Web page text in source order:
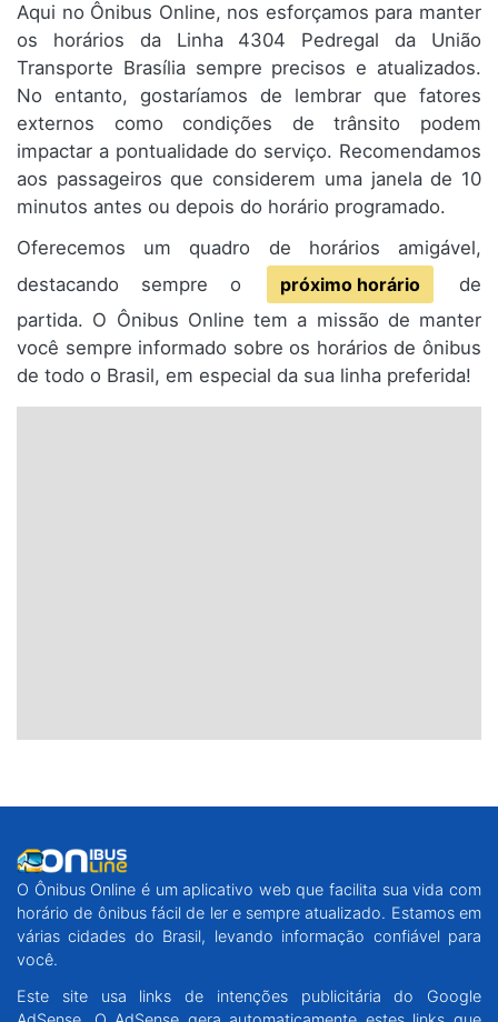
Aqui no Ônibus Online, nos esforçamos para manter
os horários da Linha 4304 Pedregal da União
Transporte Brasília sempre precisos e atualizados.
No entanto, gostaríamos de lembrar que fatores
externos como condições de trânsito podem
impactar a pontualidade do serviço. Recomendamos
aos passageiros que considerem uma janela de 10
minutos antes ou depois do horário programado.
Oferecemos um quadro de horários amigável,
destacando sempre o
próximo horário
de
partida. O Ônibus Online tem a missão de manter
você sempre informado sobre os horários de ônibus
de todo o Brasil, em especial da sua linha preferida!
O Ônibus Online é um aplicativo web que facilita sua vida com
horário de ônibus fácil de ler e sempre atualizado. Estamos em
várias cidades do Brasil, levando informação confiável para
você.
Este site usa links de intenções publicitária do Google